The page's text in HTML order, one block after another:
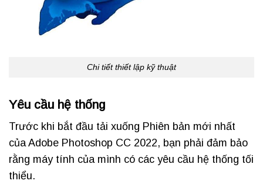
Chi tiết thiết lập kỹ thuật
Yêu cầu hệ thống
Trước khi bắt đầu tải xuống Phiên bản mới nhất
của Adobe Photoshop CC 2022, bạn phải đảm bảo
rằng máy tính của mình có các yêu cầu hệ thống tối
thiểu.